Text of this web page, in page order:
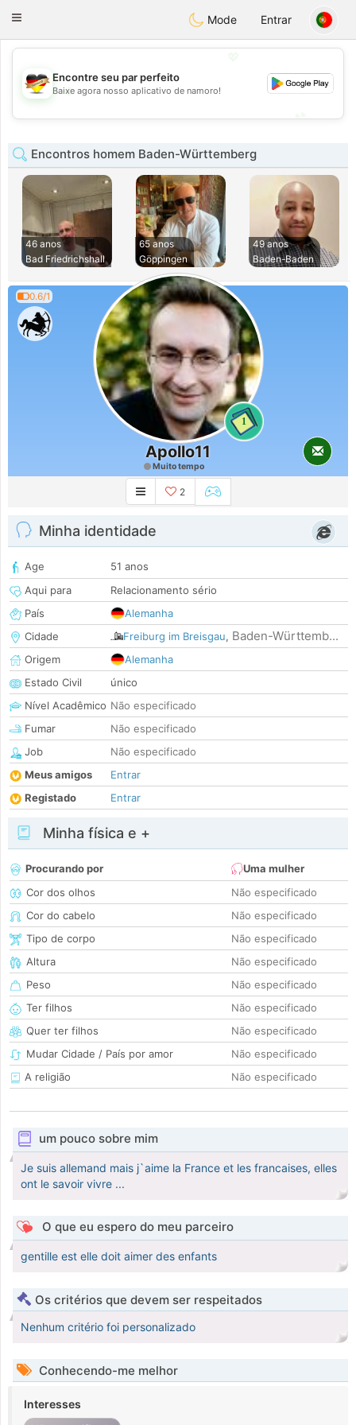
DeutschDating
Toggle
Mode Entrar
💖
💕
Encontre seu par perfeito
Baixe agora nosso aplicativo de namoro!
Encontros homem Baden-Württemberg
46 anos
Bad Friedrichshall
65 anos
Göppingen
49 anos
Baden-Baden
0.6/1
1
Apollo11
Muito tempo
2
Minha identidade
Age
51 anos
Aqui para
Relacionamento sério
País
Alemanha
Cidade
Freiburg im Breisgau, Baden-Württemb...
Origem
Alemanha
Estado Civil
único
Nível Acadêmico Não especificado
Fumar
Não especificado
Job
Não especificado
Meus amigos
Entrar
Registado
Entrar
Minha física e +
Procurando por
Uma mulher
Cor dos olhos
Não especificado
Cor do cabelo
Não especificado
Tipo de corpo
Não especificado
Altura
Não especificado
Peso
Não especificado
Ter filhos
Não especificado
Quer ter filhos
Não especificado
Mudar Cidade / País por amor
Não especificado
A religião
Não especificado
um pouco sobre mim
Je suis allemand mais j`aime la France et les francaises, elles
ont le savoir vivre ...
O que eu espero do meu parceiro
gentille est elle doit aimer des enfants
Os critérios que devem ser respeitados
Nenhum critério foi personalizado
Conhecendo-me melhor
Interesses